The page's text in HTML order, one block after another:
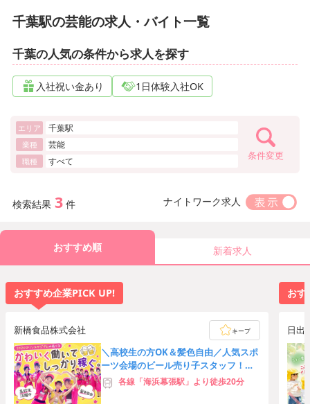
千葉駅の芸能の求人・バイト一覧
千葉の人気の条件から求人を探す
入社祝い金あり 1日体験入社OK
エリア 千葉駅
業種 芸能
職種 すべて 条件変更
検索結果 3 件 ナイトワーク求人
おすすめ順 新着求人
おすすめ企業PICK UP!
新橋食品株式会社 キープ
＼高校生の方OK＆髪色自由／人気スポ
ーツ会場のビール売り子スタッフ！友
達応募歓迎★時給3,000円可
各線「海浜幕張駅」より徒歩20分
おす
日出